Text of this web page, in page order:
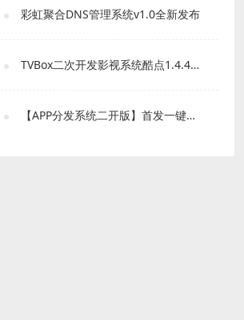
彩虹聚合DNS管理系统v1.0全新发布
TVBox二次开发影视系统酷点1.4.4反编译版本
【APP分发系统二开版】首发一键免IOS免签封包分发平台源码 带绿标